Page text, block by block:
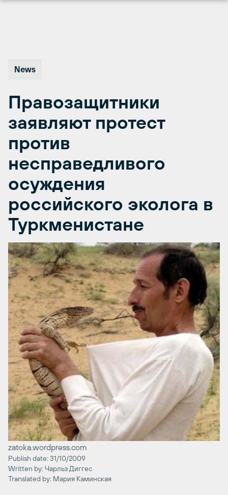
News
Правозащитники
заявляют протест
против
несправедливого
осуждения
российского эколога в
Туркменистане
zatoka.wordpress.com
Publish date: 31/10/2009
Written by: Чарльз Диггес
Translated by: Мария Каминская